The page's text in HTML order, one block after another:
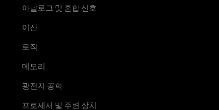
아날로그 및 혼합 신호
이산
로직
메모리
광전자 공학
프로세서 및 주변 장치